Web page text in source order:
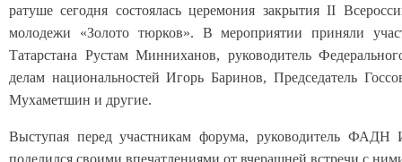
ратуше сегодня состоялась церемония закрытия II
молодежи «Золото тюрков». В мероприятии приняли
Татарстана Рустам Минниханов, руководитель
делам национальностей Игорь Баринов, Председатель
Мухаметшин и другие.
Выступая перед участникам форума, руководитель ФАДН
поделился своими впечатлениями от вчерашней встречи с